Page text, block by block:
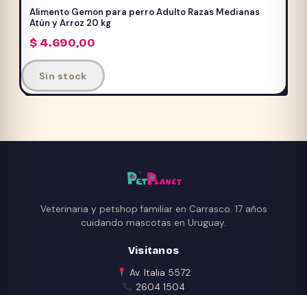
opciones
elegir
de
Alimento Gemon para perro Adulto Razas Medianas
Atún y Arroz 20 kg
$4.690,00
Sin stock
Veterinaria y petshop familiar en Carrasco. 17 años
cuidando mascotas en Uruguay.
Visitanos
Av. Italia 5572
2604 1504